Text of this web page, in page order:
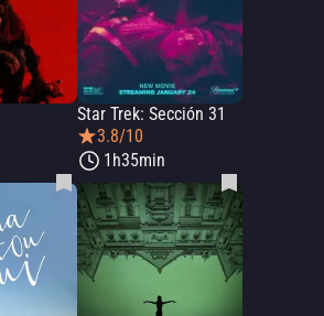
Star Trek: Sección 31
3.8/10
1h35min